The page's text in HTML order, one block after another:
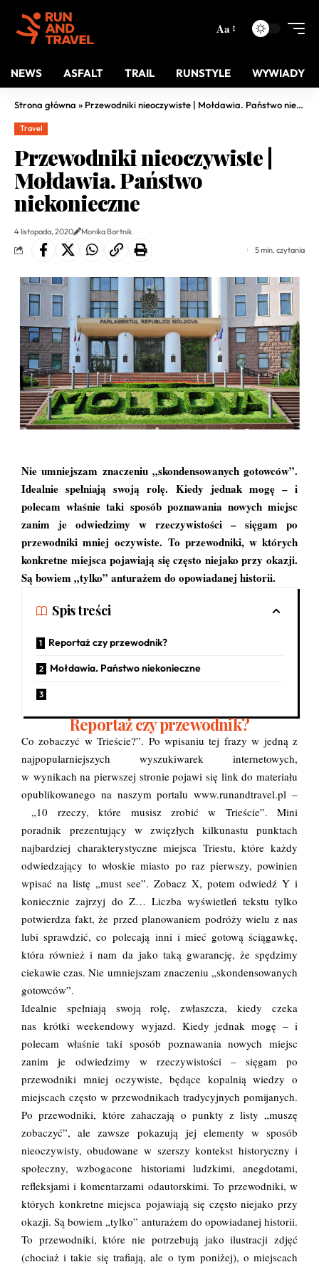
Aa
NEWS ASFALT TRAIL RUNSTYLE WYWIADY
Strona główna » Przewodniki nieoczywiste | Mołdawia. Państwo niekonieczne
Travel
Przewodniki nieoczywiste |
Mołdawia. Państwo
niekonieczne
4 listopada, 2020
Monika Bartnik
5 min. czytania
Nie umniejszam znaczeniu „skondensowanych gotowców”.
Idealnie spełniają swoją rolę. Kiedy jednak mogę – i
polecam właśnie taki sposób poznawania nowych miejsc
zanim je odwiedzimy w rzeczywistości – sięgam po
przewodniki mniej oczywiste. To przewodniki, w których
konkretne miejsca pojawiają się często niejako przy okazji.
Są bowiem „tylko” anturażem do opowiadanej historii.
Spis treści
Reportaż czy przewodnik?
Mołdawia. Państwo niekonieczne
Reportaż czy przewodnik?
Co zobaczyć w Trieście?”. Po wpisaniu tej frazy w jedną z
najpopularniejszych wyszukiwarek internetowych,
w wynikach na pierwszej stronie pojawi się link do materiału
opublikowanego na naszym portalu www.runandtravel.pl –
„10 rzeczy, które musisz zrobić w Trieście”. Mini
poradnik prezentujący w zwięzłych kilkunastu punktach
najbardziej charakterystyczne miejsca Triestu, które każdy
odwiedzający to włoskie miasto po raz pierwszy, powinien
wpisać na listę „must see”. Zobacz X, potem odwiedź Y i
koniecznie zajrzyj do Z… Liczba wyświetleń tekstu tylko
potwierdza fakt, że przed planowaniem podróży wielu z nas
lubi sprawdzić, co polecają inni i mieć gotową ściągawkę,
która również i nam da jako taką gwarancję, że spędzimy
ciekawie czas. Nie umniejszam znaczeniu „skondensowanych
gotowców”.
Idealnie spełniają swoją rolę, zwłaszcza, kiedy czeka
nas krótki weekendowy wyjazd. Kiedy jednak mogę – i
polecam właśnie taki sposób poznawania nowych miejsc
zanim je odwiedzimy w rzeczywistości – sięgam po
przewodniki mniej oczywiste, będące kopalnią wiedzy o
miejscach często w przewodnikach tradycyjnych pomijanych.
Po przewodniki, które zahaczają o punkty z listy „muszę
zobaczyć”, ale zawsze pokazują jej elementy w sposób
nieoczywisty, obudowane w szerszy kontekst historyczny i
społeczny, wzbogacone historiami ludzkimi, anegdotami,
refleksjami i komentarzami odautorskimi. To przewodniki, w
których konkretne miejsca pojawiają się często niejako przy
okazji. Są bowiem „tylko” anturażem do opowiadanej historii.
To przewodniki, które nie potrzebują jako ilustracji zdjęć
(chociaż i takie się trafiają, ale o tym poniżej), o miejscach